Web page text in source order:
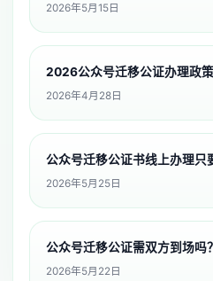
2026年5月15日
2026公众号迁移公证办理政
2026年4月28日
公众号迁移公证书线上办理只
2026年5月25日
公众号迁移公证需双方到场吗
2026年5月22日